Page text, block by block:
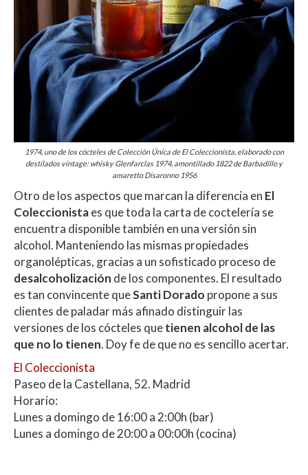
1974, uno de los cócteles de Colección Única de El Coleccionista, elaborado con
destilados vintage: whisky Glenfarclas 1974, amontillado 1822 de Barbadillo y
amaretto Disaronno 1956
Otro de los aspectos que marcan la diferencia en El
Coleccionistaes que toda la carta de coctelería se
encuentra disponible también en una versión sin
alcohol. Manteniendo las mismas propiedades
organolépticas, gracias a un sofisticado proceso de
desalcoholización de los componentes. El resultado
es tan convincente queSanti Dorado propone a sus
clientes de paladar más afinado distinguir las
versiones de los cócteles quetienen alcohol de las
que no lo tienen. Doy fe de que no es sencillo acertar.
El Coleccionista
Paseo de la Castellana, 52. Madrid
Horario:
Lunes a domingo de 16:00 a 2:00h (bar)
Lunes a domingo de 20:00 a 00:00h (cocina)